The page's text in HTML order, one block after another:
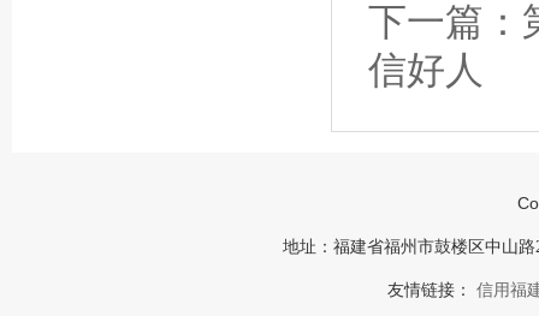
下一篇：
信好人
地址：福建省福州市鼓楼区中山
友情链接： 信用福